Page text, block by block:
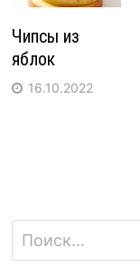
Чипсы из
яблок
16.10.2022
Найти: